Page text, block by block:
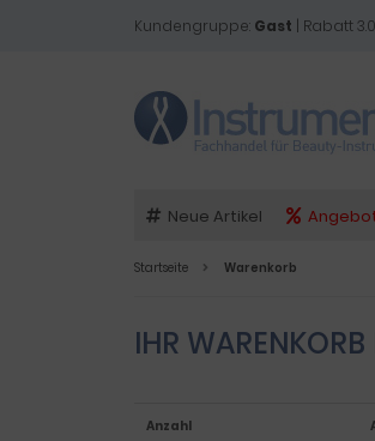
Kundengruppe: Gast | Rabatt
Neue Artikel
Startseite Warenkorb
IHR WARENKORB
Anzahl